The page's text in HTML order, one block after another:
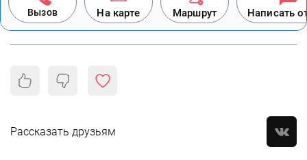
Вызов На карте Маршрут Написать
Рассказать друзьям